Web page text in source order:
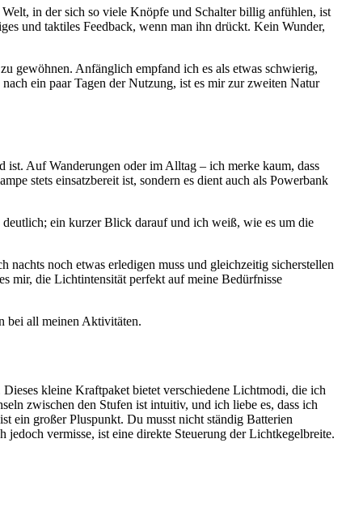
in der sich so viele Knöpfe und Schalter billig anfühlen, ist
und taktiles Feedback, wenn man ihn drückt. Kein Wunder,
gewöhnen. Anfänglich empfand ich es als etwas schwierig,
ein paar Tagen der Nutzung, ist es mir zur zweiten Natur
ist. Auf Wanderungen oder im Alltag – ich merke kaum, dass
stets einsatzbereit ist, sondern es dient auch als Powerbank
ein kurzer Blick darauf und ich weiß, wie es um die
nachts noch etwas erledigen muss und gleichzeitig sicherstellen
mir, die Lichtintensität perfekt auf meine Bedürfnisse
bei all meinen Aktivitäten.
kleine Kraftpaket bietet verschiedene Lichtmodi, die ich
zwischen den Stufen ist intuitiv, und ich liebe es, dass ich
ein großer Pluspunkt. Du musst nicht ständig Batterien
vermisse, ist eine direkte Steuerung der Lichtkegelbreite.